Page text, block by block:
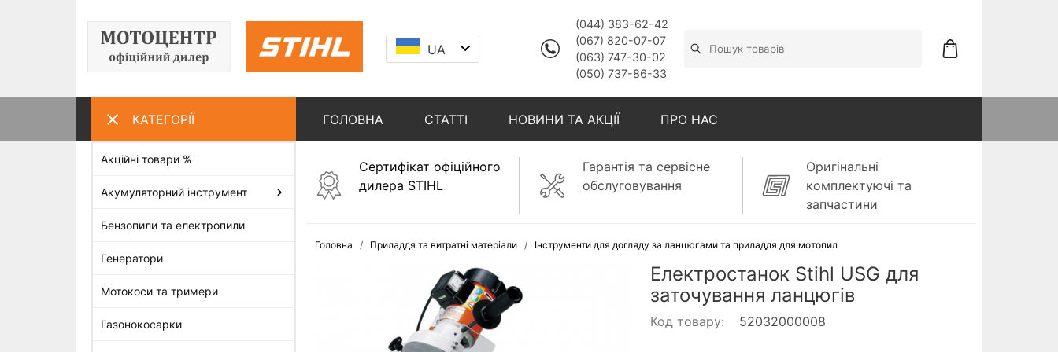
UA
(044) 383-62-42
(067) 820-07-07
(063) 747-30-02
(050) 737-86-33
КАТЕГОРІЇ
Акційні товари %
Акумуляторний інструмент
Бензопили та електропили
Генератори
Мотокоси та тримери
Газонокосарки
ГОЛОВНА СТАТТІ НОВИНИ ТА АКЦІЇ ПРО НАС
Сертифікат офіційного
дилера STIHL
Гарантія та сервісне
обслуговування
Оригінальні
комплектуючі та
запчастини
Головна Приладдя та витратні матеріали Інструменти для догляду за ланцюгами та приладдя для мотопил
Електростанок Stihl USG для
заточування ланцюгів
Код товару: 52032000008